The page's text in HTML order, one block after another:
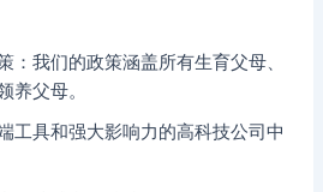
：我们的政策涵盖所有生育父母、
养父母。
工具和强大影响力的高科技公司中